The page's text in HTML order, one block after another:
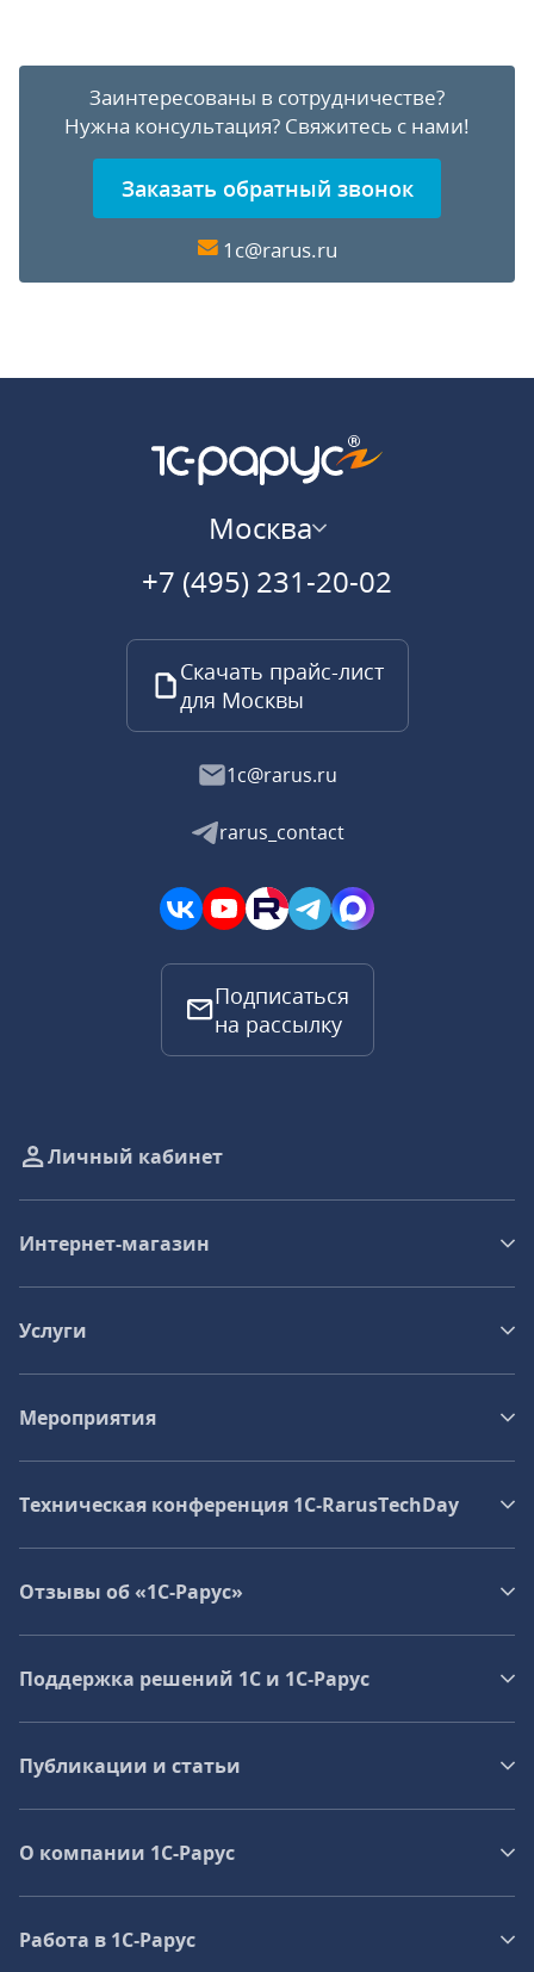
Заинтересованы в сотрудничестве?
Нужна консультация? Свяжитесь с нами!
Заказать обратный звонок
1c@rarus.ru
Москва
+7 (495) 231-20-02
Скачать прайс-лист
для Москвы
1c@rarus.ru
rarus_contact
Подписаться
на рассылку
Личный кабинет
Интернет-магазин
Услуги
Мероприятия
Техническая конференция 1C‑RarusTechDay
Отзывы об «1С-Рарус»
Поддержка решений 1С и 1С‑Рарус
Публикации и статьи
О компании 1C-Рарус
Работа в 1С‑Рарус